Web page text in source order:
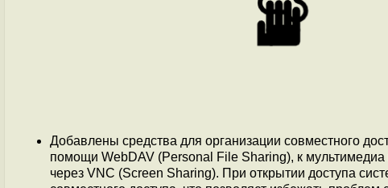
Добавлены средства для организации совместного
помощи WebDAV (Personal File Sharing), к
через VNC (Screen Sharing). При открытии доступа